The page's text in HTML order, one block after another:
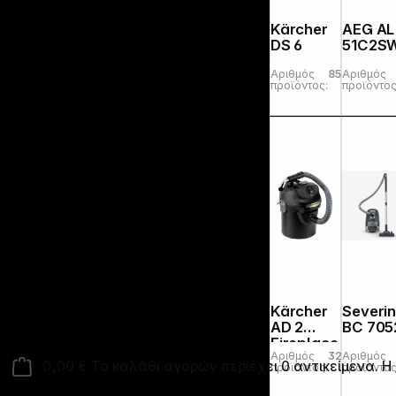
Το καλάθι αγορών περιέχει 0 αντικείμενα.
Kärcher
DS 6
Αριθμός
προϊόντος:
854464
AEG AL
Αριθμός
Kärcher
AD 2
Fireplace
Αριθμός
προϊόντος:
325089
Severin
BC
Αριθμός